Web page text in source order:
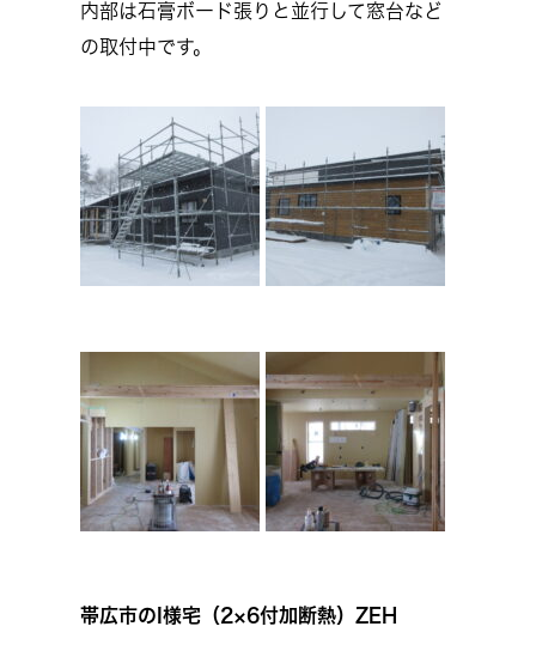
内部は石膏ボード張りと並行して窓台など
の取付中です。
帯広市のI様宅（2×6付加断熱）ZEH